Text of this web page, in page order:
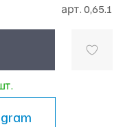
арт. 0,65.1